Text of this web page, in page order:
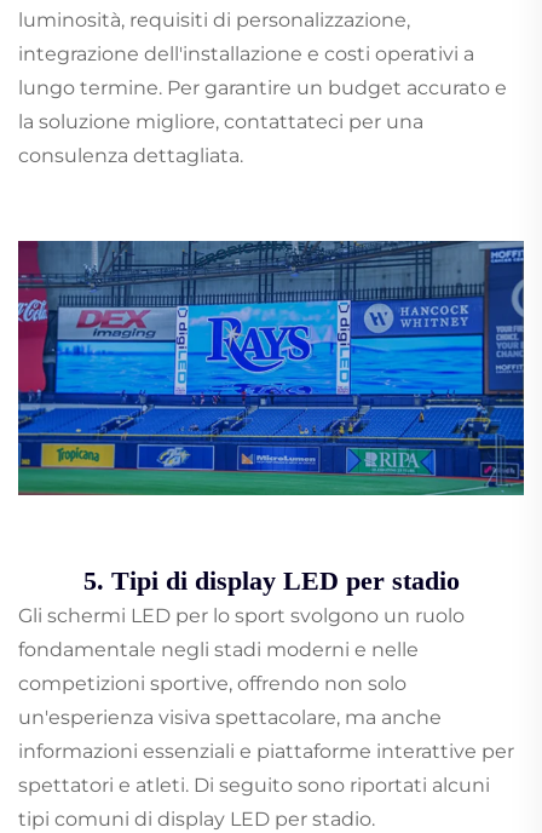
luminosità, requisiti di personalizzazione,
integrazione dell'installazione e costi operativi a
lungo termine. Per garantire un budget accurato e
la soluzione migliore, contattateci per una
consulenza dettagliata.
5. Tipi di display LED per stadio
Gli schermi LED per lo sport svolgono un ruolo
fondamentale negli stadi moderni e nelle
competizioni sportive, offrendo non solo
un'esperienza visiva spettacolare, ma anche
informazioni essenziali e piattaforme interattive per
spettatori e atleti. Di seguito sono riportati alcuni
tipi comuni di display LED per stadio.